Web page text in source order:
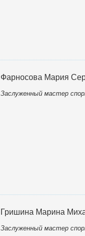
Фарносова Мария
Заслуженный мастер
Гришина Марина
Заслуженный мастер